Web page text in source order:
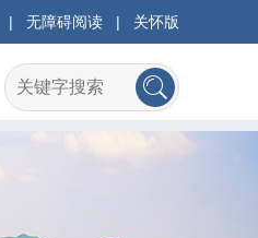
| 无障碍阅读 | 关怀版